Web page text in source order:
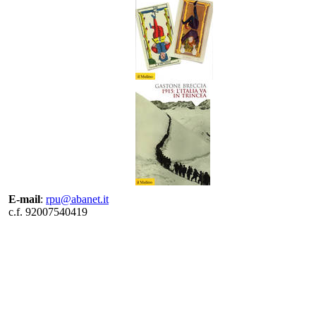
E-mail: rpu@abanet.it
c.f. 92007540419